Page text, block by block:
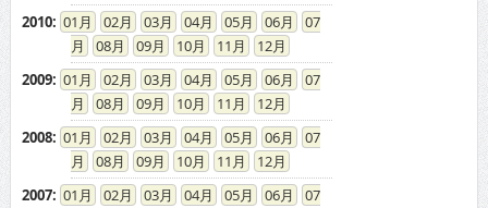
2010: 01 02 03 04 05 06
07
08
09 10 11
12
2009: 01 02 03 04 05 06
07
08
09 10 11
12
2008: 01 02 03 04 05 06
07
08
09 10 11
12
2007: 01 02 03 04 05 06
07